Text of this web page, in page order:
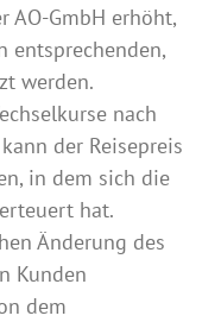
AO-GmbH erhöht,
entsprechenden,
werden.
nach
der Reisepreis
in dem sich die
hat.
Änderung des
Kunden
dem